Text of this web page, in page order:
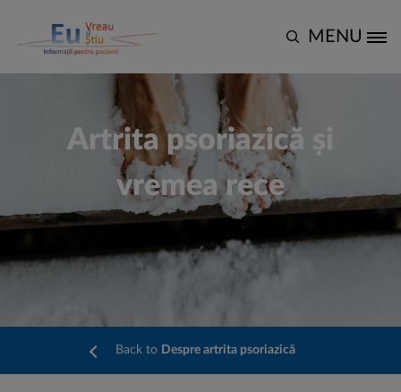
Site Logo
MENU
Artrita psoriazică și
vremea rece
Back to Despre artrita psoriazică